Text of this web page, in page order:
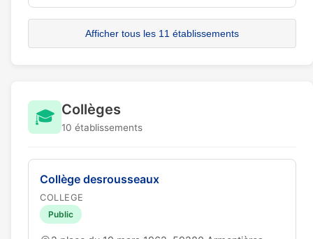
Afficher tous les 11 établissements
🎓 Collèges
10 établissements
Collège desrousseaux
COLLEGE
Public